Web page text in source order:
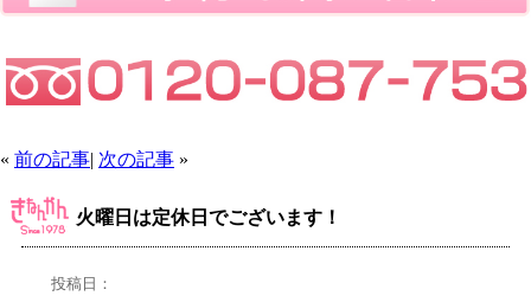
« 前の記事| 次の記事 »
火曜日は定休日でございます！
投稿日：